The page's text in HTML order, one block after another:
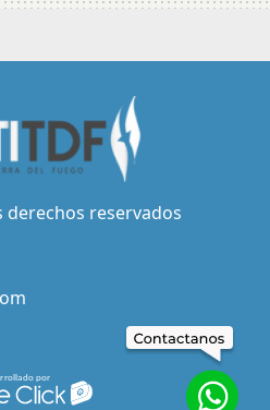
derechos reservados